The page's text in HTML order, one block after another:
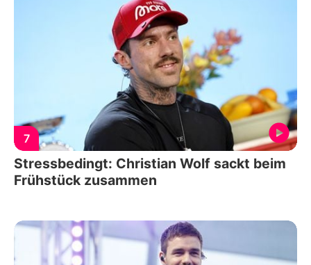
7
Stressbedingt: Christian Wolf sackt beim
Frühstück zusammen